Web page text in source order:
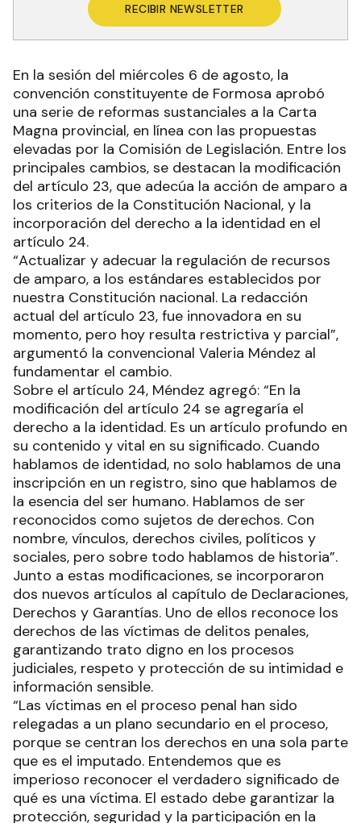
RECIBIR NEWSLETTER
En la sesión del miércoles 6 de agosto, la
convención constituyente de Formosa aprobó
una serie de reformas sustanciales a la Carta
Magna provincial, en línea con las propuestas
elevadas por la Comisión de Legislación. Entre los
principales cambios, se destacan la modificación
del artículo 23, que adecúa la acción de amparo a
los criterios de la Constitución Nacional, y la
incorporación del derecho a la identidad en el
artículo 24.
“Actualizar y adecuar la regulación de recursos
de amparo, a los estándares establecidos por
nuestra Constitución nacional. La redacción
actual del artículo 23, fue innovadora en su
momento, pero hoy resulta restrictiva y parcial”,
argumentó la convencional Valeria Méndez al
fundamentar el cambio.
Sobre el artículo 24, Méndez agregó: “En la
modificación del artículo 24 se agregaría el
derecho a la identidad. Es un artículo profundo en
su contenido y vital en su significado. Cuando
hablamos de identidad, no solo hablamos de una
inscripción en un registro, sino que hablamos de
la esencia del ser humano. Hablamos de ser
reconocidos como sujetos de derechos. Con
nombre, vínculos, derechos civiles, políticos y
sociales, pero sobre todo hablamos de historia”.
Junto a estas modificaciones, se incorporaron
dos nuevos artículos al capítulo de Declaraciones,
Derechos y Garantías. Uno de ellos reconoce los
derechos de las víctimas de delitos penales,
garantizando trato digno en los procesos
judiciales, respeto y protección de su intimidad e
información sensible.
“Las víctimas en el proceso penal han sido
relegadas a un plano secundario en el proceso,
porque se centran los derechos en una sola parte
que es el imputado. Entendemos que es
imperioso reconocer el verdadero significado de
qué es una víctima. El estado debe garantizar la
protección, seguridad y la participación en la